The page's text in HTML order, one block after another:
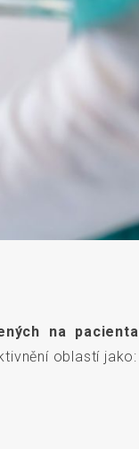
na pacienta
oblastí jako: